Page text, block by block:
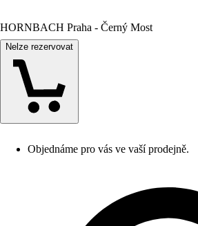
HORNBACH Praha - Černý Most
Nelze rezervovat
Objednáme pro vás ve vaší prodejně.